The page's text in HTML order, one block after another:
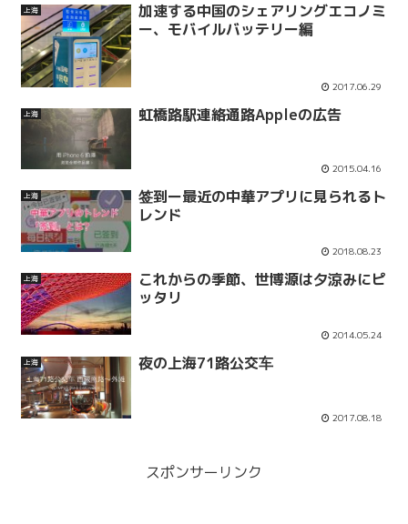
上海
加速する中国のシェアリングエコノミ
ー、モバイルバッテリー編
2017.06.29
上海 虹橋路駅連絡通路Appleの広告
2015.04.16
上海
签到ー最近の中華アプリに見られるト
レンド
2018.08.23
上海
これからの季節、世博源は夕涼みにピ
ッタリ
2014.05.24
上海 夜の上海71路公交车
2017.08.18
スポンサーリンク